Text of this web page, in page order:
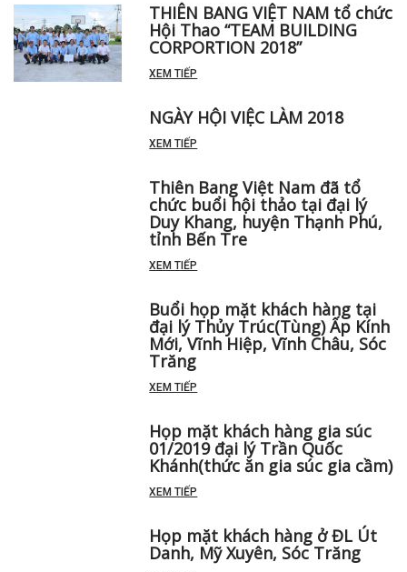
THIÊN BANG VIỆT NAM tổ chức
Hội Thao “TEAM BUILDING
CORPORTION 2018”
XEM TIẾP
NGÀY HỘI VIỆC LÀM 2018
XEM TIẾP
Thiên Bang Việt Nam đã tổ
chức buổi hội thảo tại đại lý
Duy Khang, huyện Thạnh Phú,
tỉnh Bến Tre
XEM TIẾP
Buổi họp mặt khách hàng tại
đại lý Thủy Trúc(Tùng) Ấp Kính
Mới, Vĩnh Hiệp, Vĩnh Châu, Sóc
Trăng
XEM TIẾP
Họp mặt khách hàng gia súc
01/2019 đại lý Trần Quốc
Khánh(thức ăn gia súc gia cầm)
XEM TIẾP
Họp mặt khách hàng ở ĐL Út
Danh, Mỹ Xuyên, Sóc Trăng